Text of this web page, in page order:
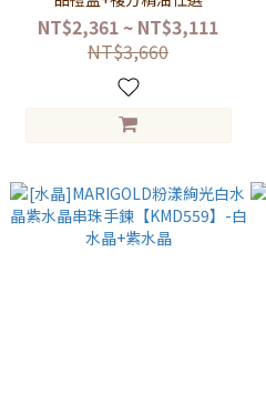
【MMS281PER013】
NT$2,361 ~ NT$3,111
NT$3,660